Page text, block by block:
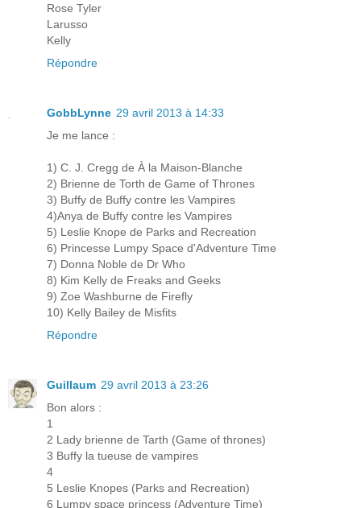
Rose Tyler
Larusso
Kelly
Répondre
GobbLynne 29 avril 2013 à 14:33
Je me lance :
1) C. J. Cregg de À la Maison-Blanche
2) Brienne de Torth de Game of Thrones
3) Buffy de Buffy contre les Vampires
4)Anya de Buffy contre les Vampires
5) Leslie Knope de Parks and Recreation
6) Princesse Lumpy Space d'Adventure Time
7) Donna Noble de Dr Who
8) Kim Kelly de Freaks and Geeks
9) Zoe Washburne de Firefly
10) Kelly Bailey de Misfits
Répondre
Guillaum 29 avril 2013 à 23:26
Bon alors :
1
2 Lady brienne de Tarth (Game of thrones)
3 Buffy la tueuse de vampires
4
5 Leslie Knopes (Parks and Recreation)
6 Lumpy space princess (Adventure Time)